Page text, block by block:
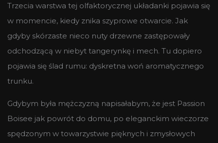
Trzecia warstwa tej olfaktorycznej układanki pojawia się
w momencie, kiedy znika szyprowe otwarcie. Jak
gdyby skórzaste nieco nuty drzewne zastępowały
odchodzącą w niebyt tangerynkę i mech. Tu dopiero
pojawia się ślad rumu: dyskretna woń aromatycznego
trunku.
Gdybym była mężczyzną napisałabym, że jest Passion
Boisee jak powrót do domu, po eleganckim wieczorze
spędzonym w towarzystwie pięknych i zmysłowych